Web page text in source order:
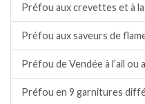
Préfou aux crevettes et à la
Préfou aux saveurs de
Préfou de Vendée à l’ail ou
Préfou en 9 garnitures